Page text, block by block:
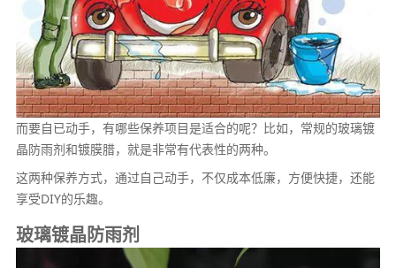
而要自已动手，有哪些保养项目是适合的呢？比如，常规的玻璃镀
晶防雨剂和镀膜腊，就是非常有代表性的两种。
这两种保养方式，通过自己动手，不仅成本低廉，方便快捷，还能
享受DIY的乐趣。
玻璃镀晶防雨剂